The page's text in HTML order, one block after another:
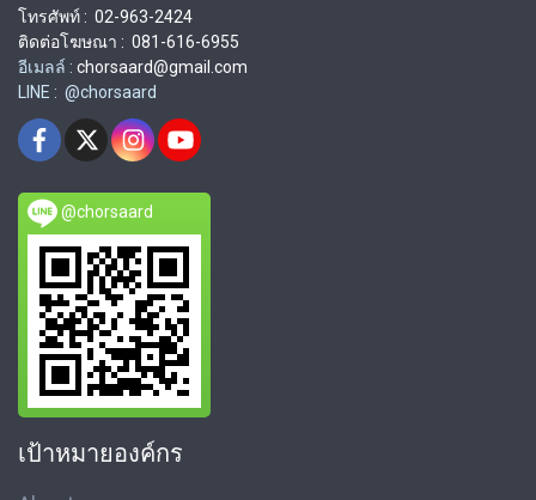
โทรศัพท์ : 02-963-2424
ติดต่อโฆษณา : 081-616-6955
อีเมลล์ : chorsaard@gmail.com
LINE : @chorsaard
@chorsaard
เป้าหมายองค์กร